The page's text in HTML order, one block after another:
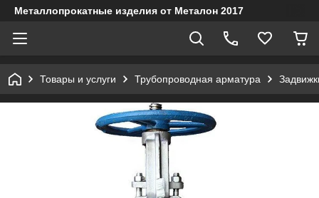
Металлопрокатные изделия от Металон 2017
Товары и услуги Трубопроводная арматура